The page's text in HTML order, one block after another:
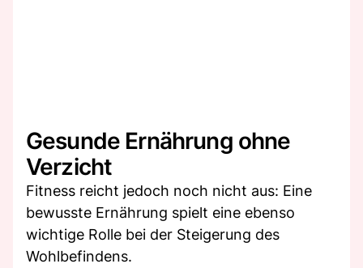
Gesunde Ernährung ohne
Verzicht
Fitness reicht jedoch noch nicht aus: Eine
bewusste Ernährung spielt eine ebenso
wichtige Rolle bei der Steigerung des
Wohlbefindens.